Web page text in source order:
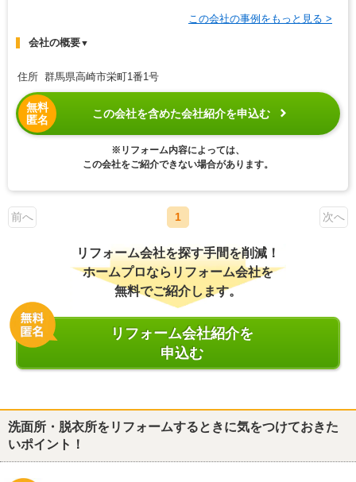
この会社の事例をもっと見る >
会社の概要▼
住所 群馬県高崎市栄町1番1号
無料
匿名
この会社を含めた会社紹介を申込む
※リフォーム内容によっては、
この会社をご紹介できない場合があります。
前へ 1 次へ
リフォーム会社を探す手間を削減！
ホームプロならリフォーム会社を
無料でご紹介します。
リフォーム会社紹介を
申込む
洗面所・脱衣所をリフォームするときに気をつけておきた
いポイント！